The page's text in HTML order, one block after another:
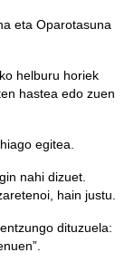
eta Oparotasuna
helburu horiek
hastea edo zuen
egitea.
nahi dizuet.
hain justu.
dituzuela: